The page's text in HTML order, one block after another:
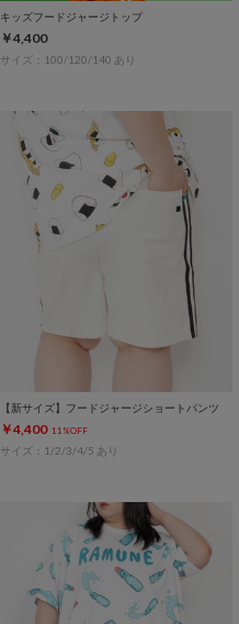
キッズフードジャージトップ
￥4,400
サイズ：100/120/140 あり
【新サイズ】フードジャージショートパンツ
￥4,400 11%OFF
サイズ：1/2/3/4/5 あり